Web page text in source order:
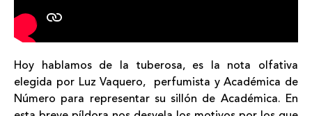
Hoy hablamos de la tuberosa, es la nota olfativa
elegida por Luz Vaquero, perfumista yAcadémica de
Número para representar su sillón de Académica. En